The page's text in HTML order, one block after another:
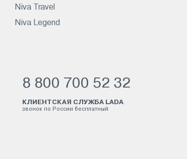
Niva Travel
Niva Legend
8 800 700 52 32
КЛИЕНТСКАЯ СЛУЖБА LADA
звонок по России бесплатный